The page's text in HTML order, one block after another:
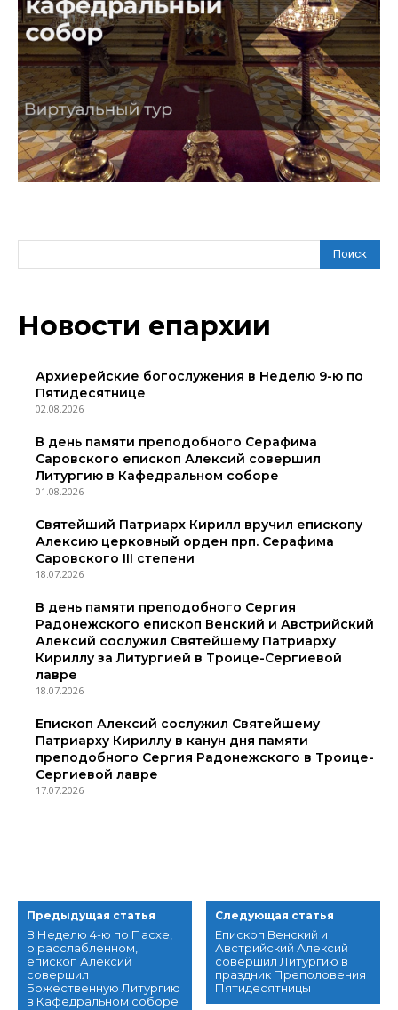
Поиск
Новости епархии
Архиерейские богослужения в Неделю 9-ю по
Пятидесятнице
02.08.2026
В день памяти преподобного Серафима
Саровского епископ Алексий совершил
Литургию в Кафедральном соборе
01.08.2026
Святейший Патриарх Кирилл вручил епископу
Алексию церковный орден прп. Серафима
Саровского III степени
18.07.2026
В день памяти преподобного Сергия
Радонежского епископ Венский и Австрийский
Алексий сослужил Святейшему Патриарху
Кириллу за Литургией в Троице-Сергиевой
лавре
18.07.2026
Епископ Алексий сослужил Святейшему
Патриарху Кириллу в канун дня памяти
преподобного Сергия Радонежского в Троице-
Сергиевой лавре
17.07.2026
Предыдущая статья
В Неделю 4-ю по Пасхе,
о расслабленном,
епископ Алексий
совершил
Божественную Литургию
в Кафедральном соборе
Следующая статья
Епископ Венский и
Австрийский Алексий
совершил Литургию в
праздник Преполовения
Пятидесятницы